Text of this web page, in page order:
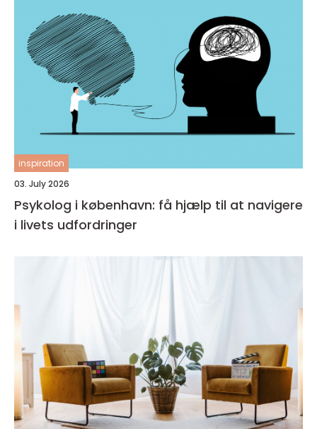
inspiration
03. July 2026
Psykolog i københavn: få hjælp til at navigere
i livets udfordringer